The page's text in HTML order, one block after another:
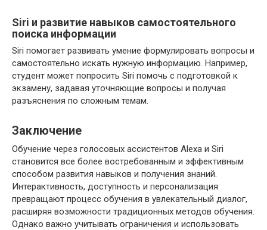
Siri и развитие навыков самостоятельного
поиска информации
Siri помогает развивать умение формулировать вопросы и
самостоятельно искать нужную информацию. Например,
студент может попросить Siri помочь с подготовкой к
экзамену, задавая уточняющие вопросы и получая
разъяснения по сложным темам.
Заключение
Обучение через голосовых ассистентов Alexa и Siri
становится все более востребованным и эффективным
способом развития навыков и получения знаний.
Интерактивность, доступность и персонализация
превращают процесс обучения в увлекательный диалог,
расширяя возможности традиционных методов обучения.
Однако важно учитывать ограничения и использовать